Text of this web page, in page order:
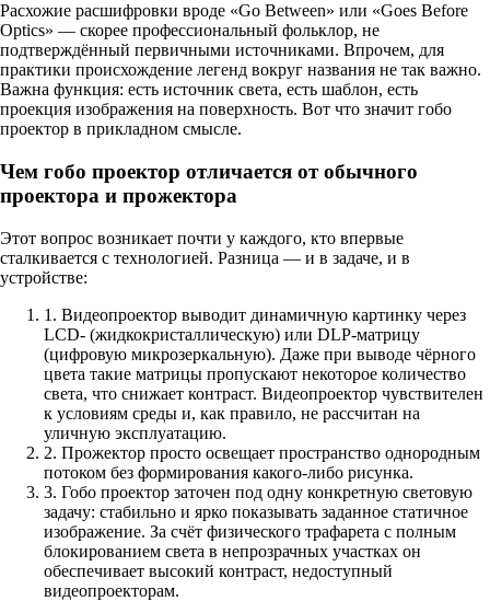
Расхожие расшифровки вроде «Go Between» или «Goes Before
Optics» — скорее профессиональный фольклор, не
подтверждённый первичными источниками. Впрочем, для
практики происхождение легенд вокруг названия не так важно.
Важна функция: есть источник света, есть шаблон, есть
проекция изображения на поверхность. Вот что значит гобо
проектор в прикладном смысле.
Чем гобо проектор отличается от обычного
проектора и прожектора
Этот вопрос возникает почти у каждого, кто впервые
сталкивается с технологией. Разница — и в задаче, и в
устройстве:
1. Видеопроектор выводит динамичную картинку через
LCD- (жидкокристаллическую) или DLP-матрицу
(цифровую микрозеркальную). Даже при выводе чёрного
цвета такие матрицы пропускают некоторое количество
света, что снижает контраст. Видеопроектор чувствителен
к условиям среды и, как правило, не рассчитан на
уличную эксплуатацию.
2. Прожектор просто освещает пространство однородным
потоком без формирования какого-либо рисунка.
3. Гобо проектор заточен под одну конкретную световую
задачу: стабильно и ярко показывать заданное статичное
изображение. За счёт физического трафарета с полным
блокированием света в непрозрачных участках он
обеспечивает высокий контраст, недоступный
видеопроекторам.